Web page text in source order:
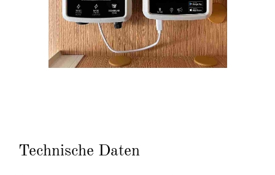
Technische Daten